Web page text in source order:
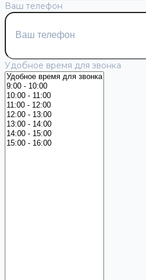
Ваш телефон
Удобное время для звонка